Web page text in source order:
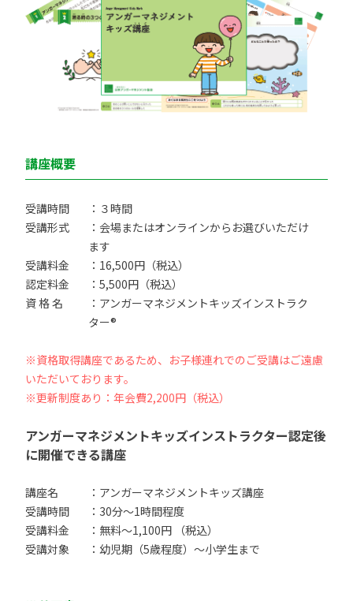
講座概要
受講時間
：３時間
受講形式
：会場またはオンラインからお選びいただけ
ます
受講料金
：16,500円（税込）
認定料金
：5,500円（税込）
資 格 名
：アンガーマネジメントキッズインストラク
ター®
※資格取得講座であるため、お子様連れでのご受講はご遠慮
いただいております。
※更新制度あり：年会費2,200円（税込）
アンガーマネジメントキッズインストラクター認定後
に開催できる講座
講座名
：アンガーマネジメントキッズ講座
受講時間
：30分〜1時間程度
受講料金
：無料〜1,100円 （税込）
受講対象
：幼児期（5歳程度）〜小学生まで